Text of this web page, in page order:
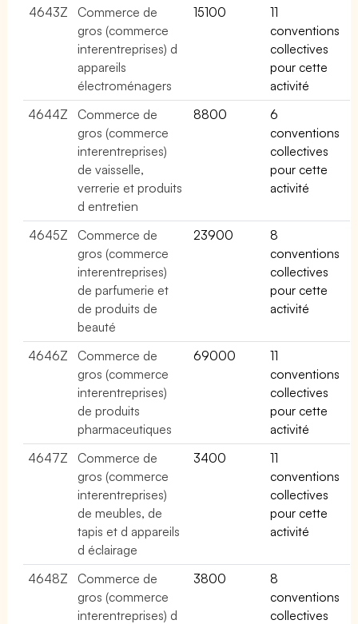
4643Z
Commerce de
gros (commerce
interentreprises) d
appareils
électroménagers
15100
11
conventions
collectives
pour cette
activité
4644Z
Commerce de
gros (commerce
interentreprises)
de vaisselle,
verrerie et produits
d entretien
8800
6
conventions
collectives
pour cette
activité
4645Z
Commerce de
gros (commerce
interentreprises)
de parfumerie et
de produits de
beauté
23900
8
conventions
collectives
pour cette
activité
4646Z
Commerce de
gros (commerce
interentreprises)
de produits
pharmaceutiques
69000
11
conventions
collectives
pour cette
activité
4647Z
Commerce de
gros (commerce
interentreprises)
de meubles, de
tapis et d appareils
d éclairage
3400
11
conventions
collectives
pour cette
activité
4648Z
Commerce de
gros (commerce
interentreprises) d
3800
8
conventions
collectives